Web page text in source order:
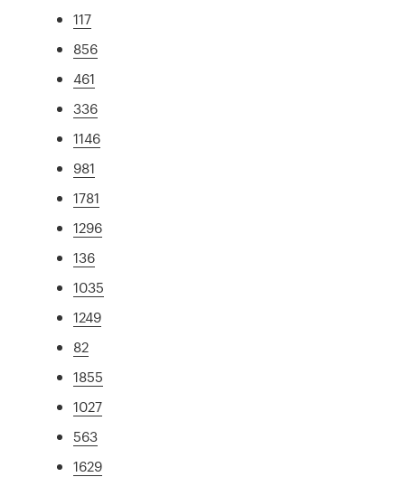
117
856
461
336
1146
981
1781
1296
136
1035
1249
82
1855
1027
563
1629